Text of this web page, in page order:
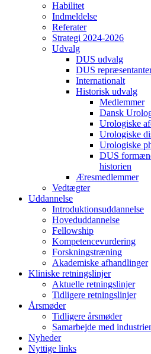
Habilitet
Indmeldelse
Referater
Strategi 2024-2026
Udvalg
DUS udvalg
DUS
Internationalt
Historisk udvalg
Medlemmer
Dansk
Urologiske
Urologiske
Urologiske
DUS
historien
Æresmedlemmer
Vedtægter
Uddannelse
Introduktionsuddannelse
Hoveduddannelse
Fellowship
Kompetencevurdering
Forskningstræning
Akademiske afhandlinger
Kliniske retningslinjer
Aktuelle retningslinjer
Tidligere retningslinjer
Årsmøder
Tidligere årsmøder
Samarbejde med
Nyheder
Nyttige links